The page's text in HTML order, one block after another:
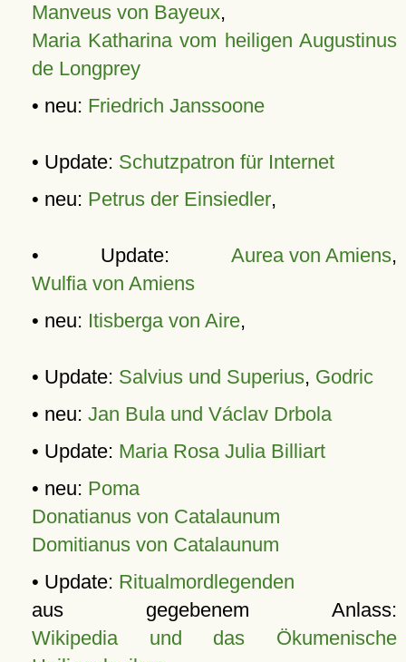
Manveus von Bayeux,
Maria Katharina vom heiligen Augustinus
de Longprey
• neu: Friedrich Janssoone
• Update: Schutzpatron für Internet
• neu: Petrus der Einsiedler,
• Update: Aurea von Amiens,
Wulfia von Amiens
• neu: Itisberga von Aire,
• Update: Salvius und Superius, Godric
• neu: Jan Bula und Václav Drbola
• Update: Maria Rosa Julia Billiart
• neu: Poma
Donatianus von Catalaunum
Domitianus von Catalaunum
• Update: Ritualmordlegenden
aus gegebenem Anlass:
Wikipedia und das Ökumenische